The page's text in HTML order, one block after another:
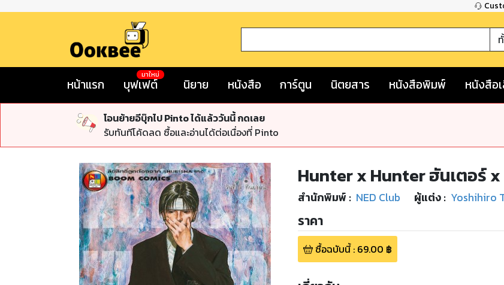
หน้าแรก บุฟเฟต์
มาใหม่
นิยาย หนังสือ การ์ตูน นิตยสาร หนังสือพิมพ์ หนังสือ
โอนย้ายอีบุ๊กไป Pinto ได้แล้ววันนี้ กดเลย
รับทันทีโค้ดลด ซื้อและอ่านได้ต่อเนื่องที่ Pinto
Hunter x Hunter ฮันเตอร์ x
สำนักพิมพ์ : NED Club ผู้แต่ง : Yoshihiro
ราคา
ซื้อฉบับนี้: 69.00 ฿